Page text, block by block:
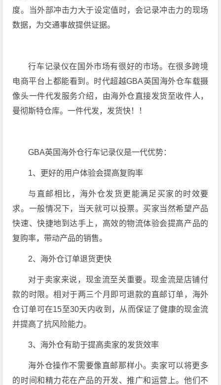
度。当外部冲击力大于设定值时，会记录冲击力的现场
数据，为交通事故提供证据。
行车记录仪在国外市场有很好的市场。在很多跨境
电商平台上都能看到。时代超越GBA英国海外仓车载摄
像头一件代发服务介绍，由海外仓直接发货至收件人，
曼彻斯特仓库。一件代发，发货快！！
GBA英国海外仓行车记录仪是一代优势：
1、更好的用户体验会提高复购率
与直邮相比，海外仓发货更能满足买家的时效要
求。一般情况下，当天就可以投票。买家当然希望产品
快速、快捷地到达手上，高效的物流体验会提高产品的
复购率，带动产品的销售。
2、海外仓订单退货更快
对于卖家来说，现金流至关重要。现金流是店铺付
款的时限。相对于两三个月即可退款的直邮订单，海外
仓订单可在15至30天内收到，从而保证了健康的现金流
并提高了抗风险能力。
3、海外仓有助于提高卖家的发货效率
海外仓操作不需要像直邮那样小。卖家可以将更多
的时间和精力花在产品的开发、推广和运营上。他们不